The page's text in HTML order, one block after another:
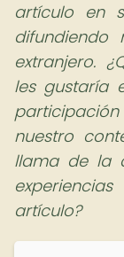
artículo en
difundiendo
extranjero.
les gustaría
nuestro
llama de la
artículo?